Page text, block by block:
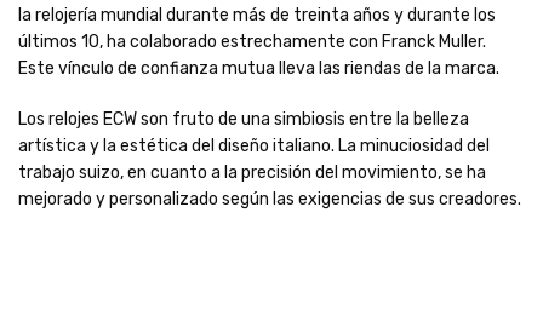
la relojería mundial durante más de treinta años y durante los
últimos 10, ha colaborado estrechamente con Franck Muller.
Este vínculo de confianza mutua lleva las riendas de la marca.
Los relojes ECW son fruto de una simbiosis entre la belleza
artística y la estética del diseño italiano. La minuciosidad del
trabajo suizo, en cuanto a la precisión del movimiento, se ha
mejorado y personalizado según las exigencias de sus creadores.